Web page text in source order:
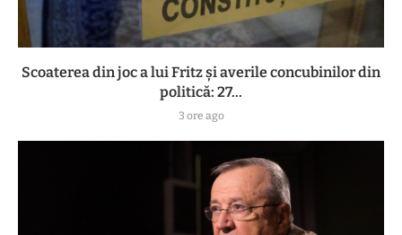
Scoaterea din joc a lui Fritz și averile concubinilor din
politică: 27...
3 ore ago